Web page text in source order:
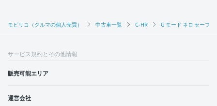
モビリコ（クルマの個人売買） 中古車一覧 C-HR G モード ネロ セーフ
サービス規約とその他情報
販売可能エリア
運営会社